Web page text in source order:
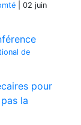
02 juin
de
pour
la